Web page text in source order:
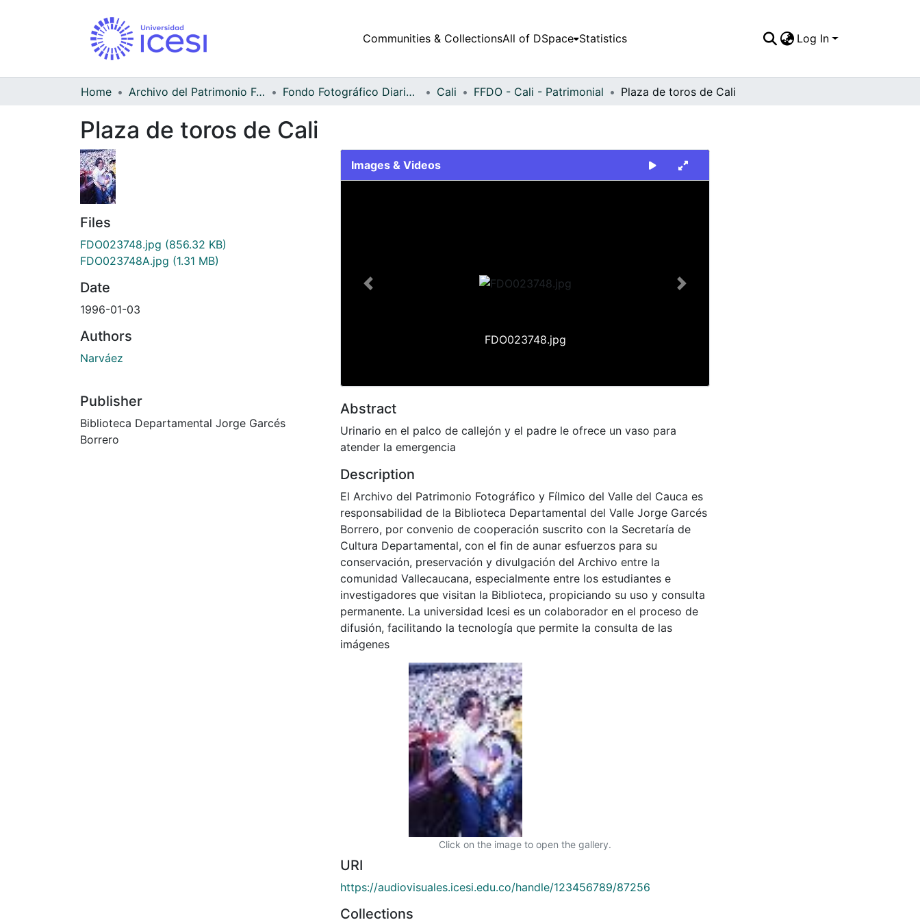
Communities & CollectionsAll of DSpace Statistics Log In
Home Archivo del Patrimonio Fotográfico y Fílmico del Valle del Cauca Fondo Fotográfico Diario Occidente Cali FFDO - Cali - Patrimonial Plaza de toros de Cali
Plaza de toros de Cali
Files
FDO023748.jpg (856.32 KB)
FDO023748A.jpg (1.31 MB)
Date
1996-01-03
Authors
Narváez
Publisher
Biblioteca Departamental Jorge Garcés
Borrero
Images & Videos
FDO023748.jpg
Previous Next
Abstract
Urinario en el palco de callejón y el padre le ofrece un vaso para
atender la emergencia
Description
El Archivo del Patrimonio Fotográfico y Fílmico del Valle del Cauca es
responsabilidad de la Biblioteca Departamental del Valle Jorge Garcés
Borrero, por convenio de cooperación suscrito con la Secretaría de
Cultura Departamental, con el fin de aunar esfuerzos para su
conservación, preservación y divulgación del Archivo entre la
comunidad Vallecaucana, especialmente entre los estudiantes e
investigadores que visitan la Biblioteca, propiciando su uso y consulta
permanente. La universidad Icesi es un colaborador en el proceso de
difusión, facilitando la tecnología que permite la consulta de las
imágenes
Click on the image to open the gallery.
URI
https://audiovisuales.icesi.edu.co/handle/123456789/87256
Collections